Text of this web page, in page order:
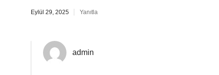
Eylül 29, 2025 Yanıtla
admin